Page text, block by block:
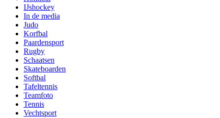
IJshockey
In de media
Judo
Korfbal
Paardensport
Rugby
Schaatsen
Skateboarden
Softbal
Tafeltennis
Teamfoto
Tennis
Vechtsport